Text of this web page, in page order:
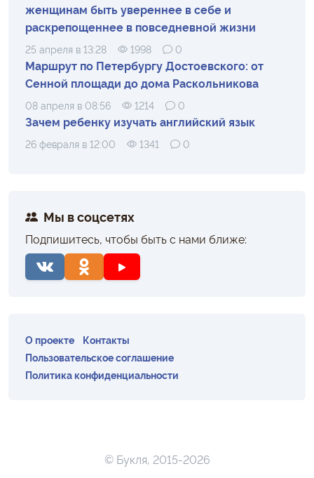
женщинам быть увереннее в себе и
раскрепощеннее в повседневной жизни
25 апреля в 13:28 1998 0
Маршрут по Петербургу Достоевского: от
Сенной площади до дома Раскольникова
08 апреля в 08:56 1214 0
Зачем ребенку изучать английский язык
26 февраля в 12:00 1341 0
Мы в соцсетях
Подпишитесь, чтобы быть с нами ближе:
О проекте
Контакты
Пользовательское соглашение
Политика конфиденциальности
© Букля, 2015-2026